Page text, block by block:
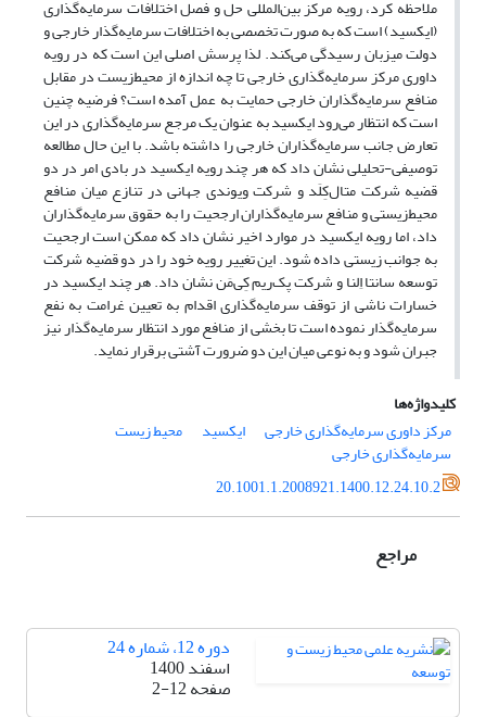
ملاحظه کرد، رویه مرکز بین‌المللی حل و فصل اختلافات سرمایه‌گذاری
(ایکسید) است که به صورت تخصصی به اختلافات سرمایه‌گذار خارجی و
دولت میزبان رسیدگی می‌کند. لذا پرسش اصلی این است که در رویه
داوری مرکز سرمایه‌گذاری خارجی تا چه اندازه از ‌محیط‌زیست در مقابل
منافع سرمایه‌گذاران خارجی حمایت به عمل آمده است؟ فرضیه چنین
است که انتظار می‌رود ایکسید به عنوان یک مرجع سرمایه‌گذاری در این
تعارض جانب سرمایه‌گذاران خارجی را داشته باشد. با این حال مطالعه
توصیفی-تحلیلی نشان داد که هر چند رویه ایکسید در بادی امر در دو
قضیه شرکت متال‌کِلَد و شرکت ویوندی جهانی در تنازع میان منافع
‌محیط‌زیستی و منافع سرمایه‌گذاران ارجحیت را به حقوق سرمایه‌گذاران
داد، اما رویه ایکسید در موارد اخیر نشان داد که ممکن است ارجحیت
به جوانب زیستی داده شود. این تغییر رویه خود را در دو قضیه شرکت
توسعه سانتا اِلنا و شرکت پک‌ریم کِی‌مَن نشان داد. هر چند ایکسید در
خسارات ناشی از توقف سرمایه‌گذاری اقدام به تعیین غرامت به نفع
سرمایه‌گذار نموده است تا بخشی از منافع مورد انتظار سرمایه‌گذار نیز
جبران ‌شود و به نوعی میان این دو ضرورت آشتی برقرار نماید.
کلیدواژه‌ها
مرکز داوری سرمایه‌گذاری خارجی
ایکسید محیط زیست
سرمایه‌گذاری خارجی
20.1001.1.2008921.1400.12.24.10.2
مراجع
دوره 12، شماره 24
اسفند 1400
صفحه2-12